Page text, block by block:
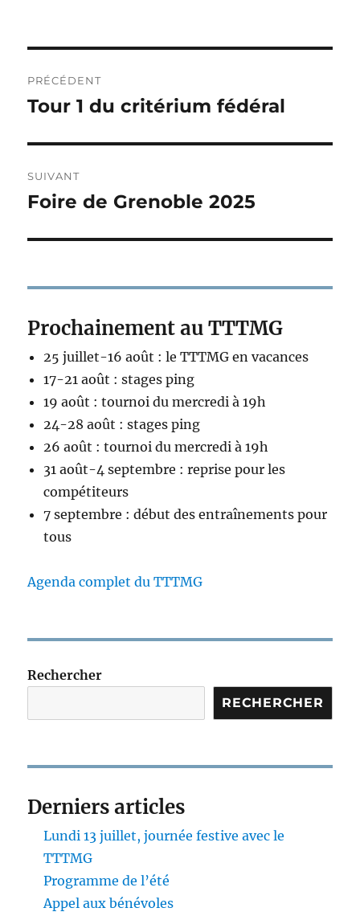
PRÉCÉDENT
Tour 1 du critérium fédéral
SUIVANT
Foire de Grenoble 2025
Prochainement au TTTMG
25 juillet-16 août : le TTTMG en vacances
17-21 août : stages ping
19 août : tournoi du mercredi à 19h
24-28 août : stages ping
26 août : tournoi du mercredi à 19h
31 août-4 septembre : reprise pour les
compétiteurs
7 septembre : début des entraînements pour
tous
Agenda complet du TTTMG
Rechercher
RECHERCHER
Derniers articles
Lundi 13 juillet, journée festive avec le
TTTMG
Programme de l’été
Appel aux bénévoles